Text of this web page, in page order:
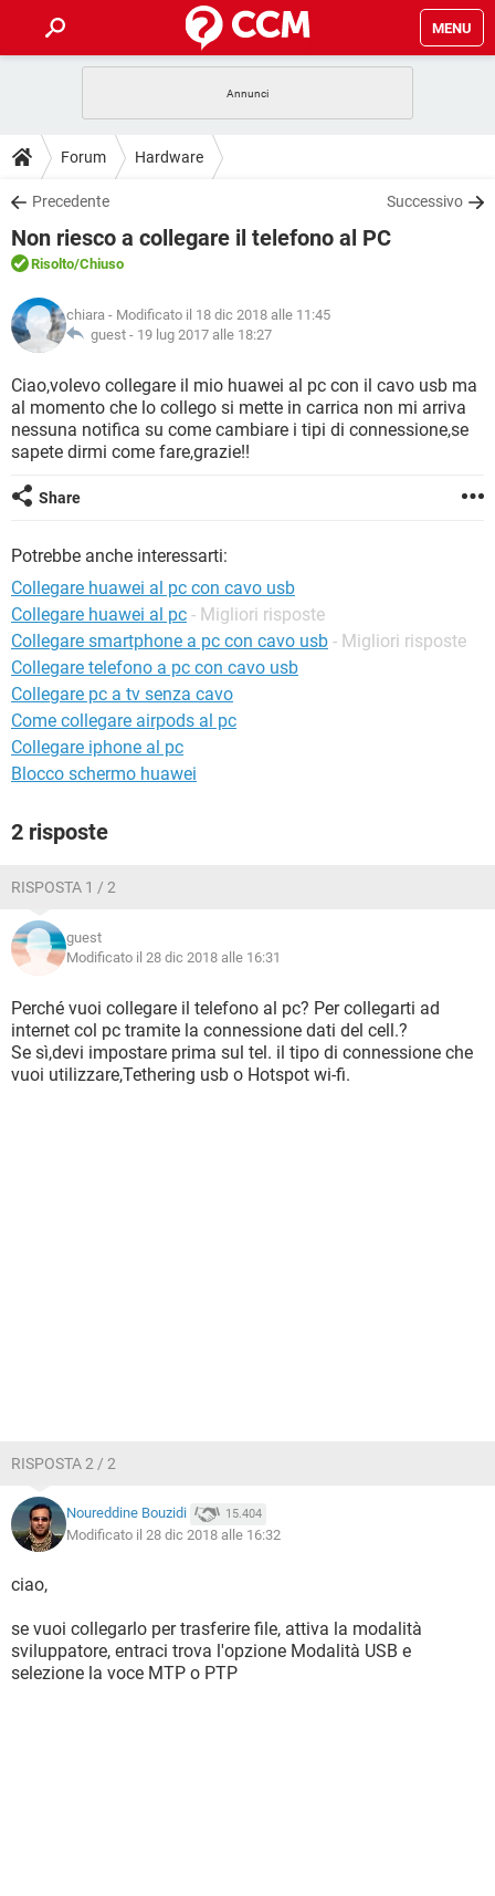
MENU
INTRATTENIMENTO
iOS
INSTAGRAM WHATSAPP
TIKTOK
HARDWARE
GUIDE
COVID-19
iOS
INSTAGRAM
TIKTOK FACEBOOK
DOWNLOAD
COVID-19 GAMING
INTRATTENIMENTO
iOS WINDOWS 10
INSTAGRAM
TIKTOK FACEBOOK
HARDWARE
FORUM
COVID-19
INTRATTENIMENTO ANDROID
INSTAGRAM WHATSAPP
TIKTOK
HARDWARE
GLOSSARIO
COVID-19
INTRATTENIMENTO ANDROID
iOS WINDOWS 10
INSTAGRAM
TIKTOK
Forum Hardware
Precedente Successivo
Non riesco a collegare il telefono al PC
Risolto/Chiuso
chiara - Modificato il 18 dic 2018 alle 11:45
guest - 19 lug 2017 alle 18:27
Ciao,volevo collegare il mio huawei al pc con il cavo usb ma
al momento che lo collego si mette in carrica non mi arriva
nessuna notifica su come cambiare i tipi di connessione,se
sapete dirmi come fare,grazie!!
Share
Potrebbe anche interessarti:
Collegare huawei al pc con cavo usb
Collegare huawei al pc - Migliori risposte
Collegare smartphone a pc con cavo usb - Migliori risposte
Collegare telefono a pc con cavo usb
Collegare pc a tv senza cavo
Come collegare airpods al pc
Collegare iphone al pc
Blocco schermo huawei
2 risposte
RISPOSTA 1 / 2
guest
Modificato il 28 dic 2018 alle 16:31
Perché vuoi collegare il telefono al pc? Per collegarti ad
internet col pc tramite la connessione dati del cell.?
Se sì,devi impostare prima sul tel. il tipo di connessione che
vuoi utilizzare,Tethering usb o Hotspot wi-fi.
RISPOSTA 2 / 2
Noureddine Bouzidi 15.404
Modificato il 28 dic 2018 alle 16:32
ciao,
se vuoi collegarlo per trasferire file, attiva la modalità
sviluppatore, entraci trova l'opzione Modalità USB e
selezione la voce MTP o PTP